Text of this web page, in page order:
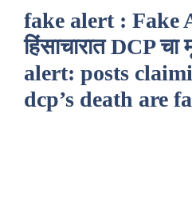
fake alert : Fake
हिंसाचारात DCP
alert: posts
dcp’s death are